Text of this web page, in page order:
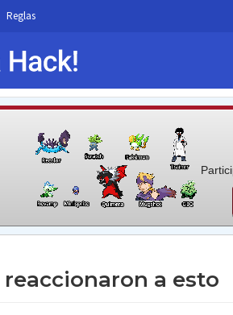
Reglas
a esto